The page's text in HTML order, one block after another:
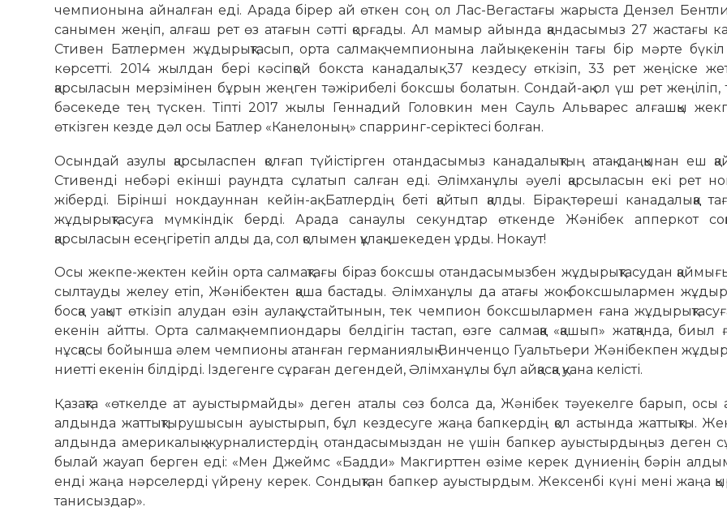
чемпионына айналған еді. Арада бірер ай өткен соң ол Лас-Вегастағы жарыста Дензел
санымен жеңіп, алғаш рет өз атағын сәтті қорғады. Ал мамыр айында қандасымыз 27 жастағы
Стивен Батлермен жұдырықтасып, орта салмақ чемпионына лайық екенін тағы бір мәрте
көрсетті. 2014 жылдан бері кәсіпқой бокста канадалық 37 кездесу өткізіп, 33 рет жеңіске
қарсыласын мерзімінен бұрын жеңген тәжірибелі боксшы болатын. Сондай-ақ ол үш рет жеңіліп,
бәсекеде тең түскен. Тіпті 2017 жылы Геннадий Головкин мен Сауль Альварес алғашқы
өткізген кезде дәл осы Батлер «Канелоның» спарринг-серіктесі болған.
Осындай азулы қарсыласпен қолғап түйістірген отандасымыз канадалықтың атақ-даңқынан еш
Стивенді небәрі екінші раундта сұлатып салған еді. Әлімханұлы әуелі қарсыласын екі рет
жіберді. Бірінші нокдауннан кейін-ақ Батлердің беті қайтып қалды. Бірақ төреші канадалыққа
жұдырықтасуға мүмкіндік берді. Арада санаулы секундтар өткенде Жәнібек апперкот
қарсыласын есеңгіретіп алды да, сол қолымен құлақ-шекеден ұрды. Нокаут!
Осы жекпе-жектен кейін орта салмақтағы біраз боксшы отандасымызбен жұдырықтасудан
сылтауды желеу етіп, Жәнібектен қаша бастады. Әлімханұлы да атағы жоқ боксшылармен
босқа уақыт өткізіп алудан өзін аулақ ұстайтынын, тек чемпион боксшылармен ғана
екенін айтты. Орта салмақ чемпиондары белдігін тастап, өзге салмаққа «қашып» жатқанда, биыл
нұсқасы бойынша әлем чемпионы атанған германиялық Винченцо Гуальтьери Жәнібекпен
ниетті екенін білдірді. Іздегенге сұраған дегендей, Әлімханұлы бұл айқасқа қуана келісті.
Қазақта «өткелде ат ауыстырмайды» деген аталы сөз болса да, Жәнібек тәуекелге барып, осы
алдында жаттықтырушысын ауыстырып, бұл кездесуге жаңа бапкердің қол астында жаттықты.
алдында америкалық журналистердің отандасымыздан не үшін бапкер ауыстырдыңыз деген
былай жа­уап берген еді: «Мен Джеймс «Бадди» Макгирттен өзі­ме керек дүниенің бәрін
енді жаңа нәрсе­лерді үйрену керек. Сондықтан бапкер ауыстырдым. Жек­сен­бі күні мені жаңа
танисыздар».